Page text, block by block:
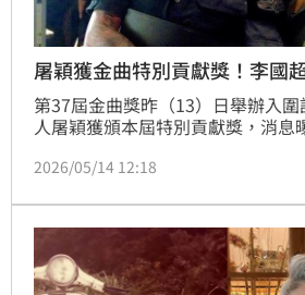
屠穎獲金曲特別貢獻獎！李國
第37屆金曲獎昨（13）日舉辦入
人屠穎獲頒本屆特別貢獻獎，消息
多張兩人過往一起玩團、騎重機、
獎！」趙浩雲
2026/05/14 12:18